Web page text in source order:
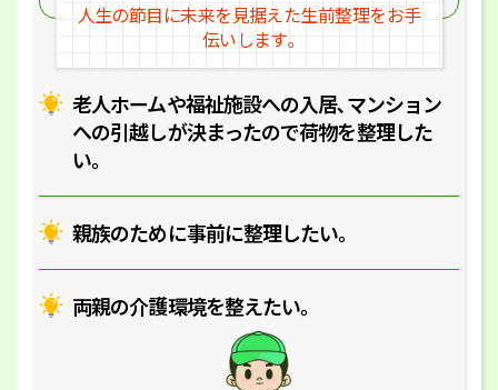
老人ホームや福祉施設への入居､マンション
への引越しが決まったので荷物を整理した
い｡
親族のために事前に整理したい｡
両親の介護環境を整えたい｡
人生の節目に未来を見据えた生前整理をお手
伝いします｡